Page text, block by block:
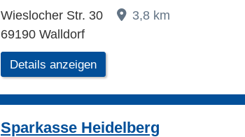
Wieslocher Str. 30
3,8 km
69190 Walldorf
Details anzeigen
Sparkasse Heidelberg